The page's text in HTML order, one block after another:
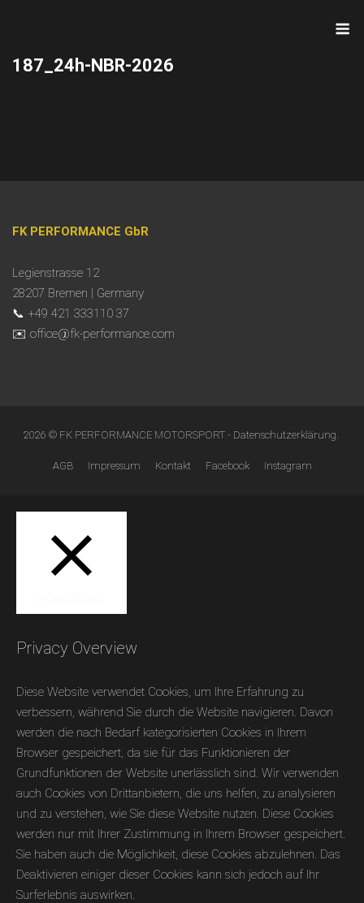
187_24h-NBR-2026
FK PERFORMANCE GbR
Legienstrasse 12
28207 Bremen | Germany
📞 +49 421 333110 37
✉️ office@fk-performance.com
2026 © FK PERFORMANCE MOTORSPORT - Datenschutzerklärung.
AGB Impressum Kontakt Facebook Instagram
Privacy Overview
Diese Website verwendet Cookies, um Ihre Erfahrung zu
verbessern, während Sie durch die Website navigieren. Davon
werden die nach Bedarf kategorisierten Cookies in Ihrem
Browser gespeichert, da sie für das Funktionieren der
Grundfunktionen der Website unerlässlich sind. Wir verwenden
auch Cookies von Drittanbietern, die uns helfen, zu analysieren
und zu verstehen, wie Sie diese Website nutzen. Diese Cookies
werden nur mit Ihrer Zustimmung in Ihrem Browser gespeichert.
Sie haben auch die Möglichkeit, diese Cookies abzulehnen. Das
Deaktivieren einiger dieser Cookies kann sich jedoch auf Ihr
Surferlebnis auswirken.